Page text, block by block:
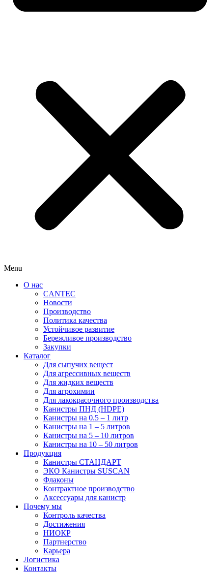
Menu
О нас
CANTEC
Новости
Производство
Политика качества
Устойчивое развитие
Бережливое производство
Закупки
Каталог
Для сыпучих вещест
Для агрессивных веществ
Для жидких веществ
Для агрохимии
Для лакокрасочного производства
Канистры ПНД (HDPE)
Канистры на 0.5 – 1 литр
Канистры на 1 – 5 литров
Канистры на 5 – 10 литров
Канистры на 10 – 50 литров
Продукция
Канистры СТАНДАРТ
ЭКО Канистры SUSCAN
Флаконы
Контрактное производство
Аксессуары для канистр
Почему мы
Контроль качества
Достижения
НИОКР
Партнерство
Карьера
Логистика
Контакты